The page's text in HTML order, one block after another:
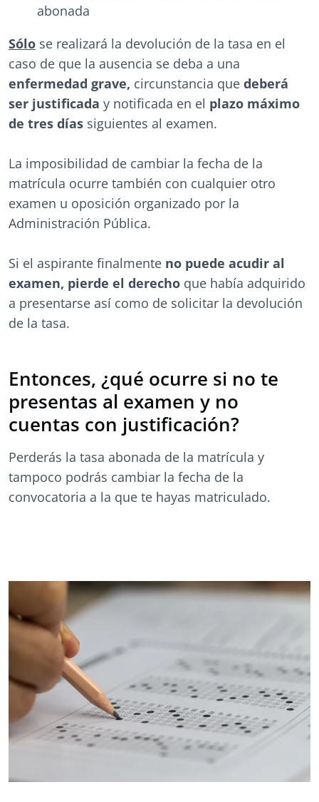
abonada
Sólo se realizará la devolución de la tasa en el
caso de que la ausencia se deba a una
enfermedad grave, circunstancia que deberá
ser justificada y notificada en el plazo máximo
de tres días siguientes al examen.
La imposibilidad de cambiar la fecha de la
matrícula ocurre también con cualquier otro
examen u oposición organizado por la
Administración Pública.
Si el aspirante finalmente no puede acudir al
examen, pierde el derecho que había adquirido
a presentarse así como de solicitar la devolución
de la tasa.
Entonces, ¿qué ocurre si no te
presentas al examen y no
cuentas con justificación?
Perderás la tasa abonada de la matrícula y
tampoco podrás cambiar la fecha de la
convocatoria a la que te hayas matriculado.